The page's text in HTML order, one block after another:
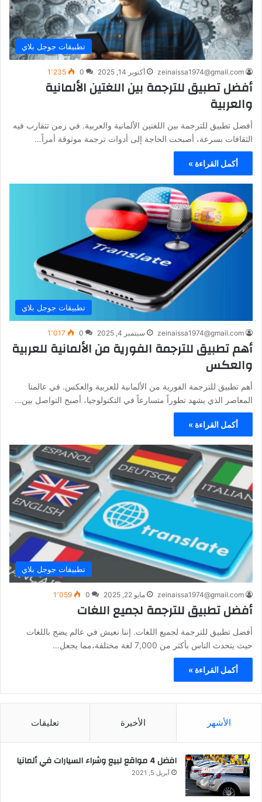
تطبيقات جوجل بلاي
zeinaissa1974@gmail.com أكتوبر 14, 2025 0 1٬235
أفضل تطبيق للترجمة بين اللغتين الألمانية
والعربية
أفضل تطبيق للترجمة بين اللغتين الألمانية والعربية. في زمن تتقارب فيه
الثقافات بسرعة، أصبحت الحاجة إلى أدوات ترجمة موثوقة أمراً…
أكمل القراءة »
تطبيقات جوجل بلاي
zeinaissa1974@gmail.com سبتمبر 4, 2025 0 1٬017
أهم تطبيق للترجمة الفورية من الألمانية للعربية
والعكس
أهم تطبيق للترجمة الفورية من الألمانية للعربية والعكس. في عالمنا
المعاصر الذي يشهد تطوراً متسارعاً في التكنولوجيا، أصبح التواصل بين…
أكمل القراءة »
تطبيقات جوجل بلاي
zeinaissa1974@gmail.com مايو 22, 2025 0 1٬059
أفضل تطبيق للترجمة لجميع اللغات
أفضل تطبيق للترجمة لجميع اللغات. إننا نعيش في عالم يضج باللغات
حيث يتحدث الناس بأكثر من 7,000 لغة مختلفة،مما يجعل…
أكمل القراءة »
الأشهر الأخيرة تعليقات
افضل 4 مواقع لبيع وشراء السيارات في ألمانيا
أبريل 5, 2021